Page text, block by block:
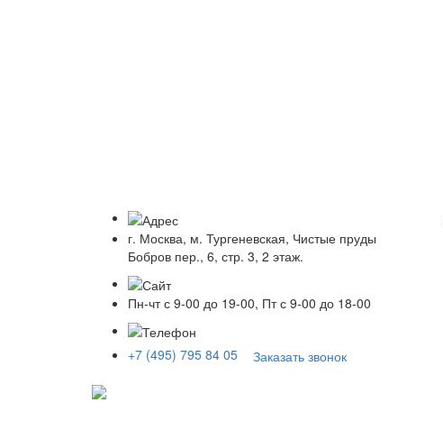
г. Москва, м. Тургеневская, Чистые пруды
Бобров пер., 6, стр. 3, 2 этаж.
Пн-чт с 9-00 до 19-00, Пт с 9-00 до 18-00
+7 (495) 795 84 05 Заказать звонок